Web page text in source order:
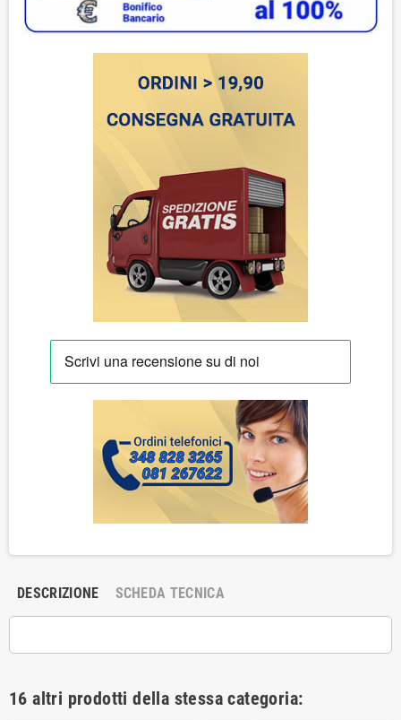
DESCRIZIONE SCHEDA TECNICA
16 altri prodotti della stessa categoria: